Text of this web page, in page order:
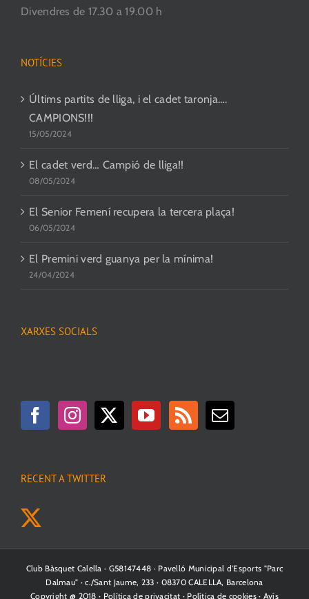
Divendres de 17.30 a 19.00 h
NOTÍCIES
Últims partits de lliga, i el cadet taronja….
CAMPIONS!!!
15/05/2024
El cadet verd… Campió de lliga!!
08/05/2024
El Senior Femení recupera la tercera plaça!
06/05/2024
El Premini verd guanya per la mínima!
24/04/2024
XARXES SOCIALS
RECENT A TWITTER
Club Bàsquet Calella · G58147448 · Pavelló Municipal d'Esports "Parc
Dalmau" · c./Sant Jaume, 233 · 08370 CALELLA, Barcelona
Copyright @ 2018 · Política de privacitat · Política de cookies· Avís